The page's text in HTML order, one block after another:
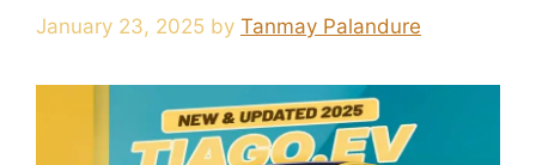
January 23, 2025 by Tanmay Palandure